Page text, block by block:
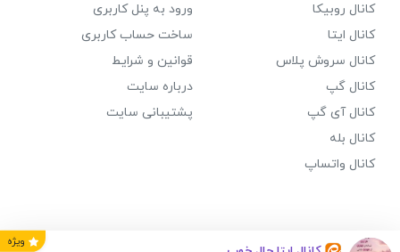
کانال روبیکا
کانال ایتا
کانال سروش پلاس
کانال گپ
کانال آی گپ
کانال بله
کانال واتساپ
ورود به پنل کاربری
ساخت حساب کاربری
قوانین و شرایط
درباره سایت
پشتیبانی سایت
ویژه